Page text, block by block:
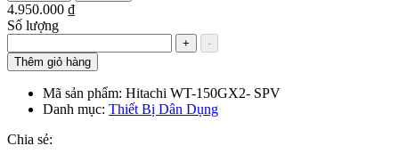
4.950.000 ₫
Số lượng
+
-
Thêm giỏ hàng
Mã sản phẩm: Hitachi WT-150GX2- SPV
Danh mục: Thiết Bị Dân Dụng
Chia sẻ: